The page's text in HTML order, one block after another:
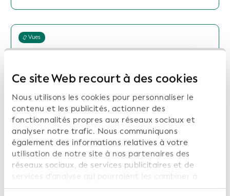
Ce site Web recourt à des cookies
Nous utilisons les cookies pour personnaliser le
contenu et les publicités, actionner des
fonctionnalités propres aux réseaux sociaux et
analyser notre trafic. Nous communiquons
également des informations relatives à votre
utilisation de notre site à nos partenaires des
réseaux sociaux, de services publicitaires et de
services d'analyse qui pourraient les combiner à
d'autres informations que vous leur avez fournies ou
Vues
Date: 2026-05-18
Vues
Télécharger les rapports de services
Date: 2026-04-16